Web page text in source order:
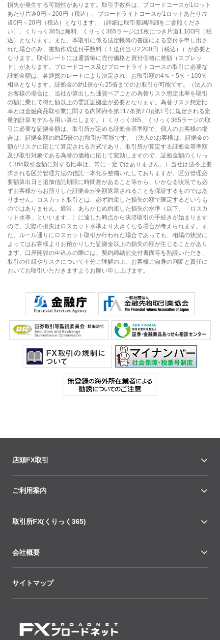
損失が発生する可能性があります。取引手数料は、ブロードコースが1ロット
あたり片道0円～200円（税込）、ブロードライトコースが1ロットあたり片
道0円～20円（税込）となります。（詳細は取引要綱詳細をご参照くださ
い）。くりっく365は無料、くりっく365ラージは1枚につき片道1,100円（税
込）となります。また、本取引に係る法定帳簿の書面による交付を申し出さ
れた場合のみ、書類作成送付手数料（１送付当り2,200円（税込））が必要と
なります。取引レートには通貨毎に売付価格と買付価格に差額（スプレッ
ド）があります。ブロードコース及びブロードライトコースの取引に必要な
証拠金額は、各通貨のレートにより決定され、お取引額の4％・5％・100％
相当となります。証拠金の約1倍から25倍までのお取引が可能です。（法人の
お客様の場合は、当社が算出した通貨ペアごとの為替リスク想定比率を取引
の額に乗じて得た額以上の委託証拠金が必要となります。為替リスク想定比
率とは金融商品取引業に関する内閣府令第117条第27項第1号に規定される定
量的計算モデルを用い算出します。）くりっく365、くりっく365ラージの取
引に必要な証拠金額は、取引所が定める証拠金基準額で、個人のお客様の場
合は、証拠金額の約25倍のお取引が可能です。（法人のお客様は、証拠金の
額がリスクに応じて算定される方式であり、取引所が算定する証拠金基準額
及び取引対象である為替の価格に応じて変動しますので、証拠金額のくりっ
く365取引金額に対する比率は、常に一定ではありません。）当社は法令上要
求される区分管理方法の信託一本化を整備いたしておりますが、区分管理必
要額算出日と追加信託期限に時間差があること等から、いかなる状況でも必
ずお客様からお預りした証拠金が全額返還されることを保証するものではあ
りません。ロスカット取引とは、必ず約束した損失の額で限定するというも
のではありません。通常、あらかじめ約束した損失の水準（以下、「ロスカ
ット水準」といいます。）に達した時点から決済取引の手続きが始まります
ので、実際の損失はロスカット水準より大きくなる場合が考えられます。ま
た、ルール通りにロスカット取引が行われた場合であっても、相場の状況に
よってはお客様よりお預かりした証拠金以上の損失の額が生じることがあり
ます。口座開設の申込みの際には、契約締結前交付書面等を熟読いただき、
取引の仕組やリスクについて十分ご理解の上、お客様ご自身の判断と責任に
おいてお取引いただきますようお願い申し上げます。
店頭FX取引
ご利用案内
取引所FX(くりっく365)
会社概要
サイトマップ